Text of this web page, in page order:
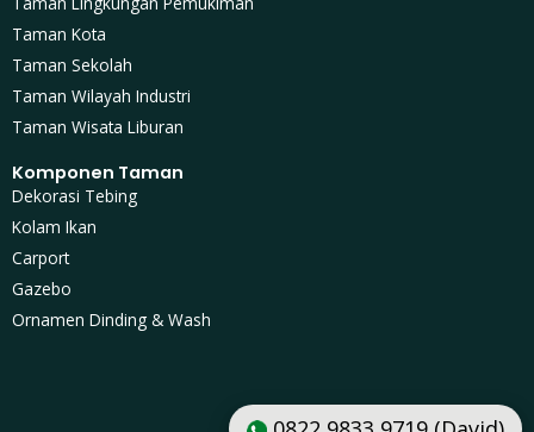
Taman Kota
Taman Sekolah
Taman Wilayah Industri
Taman Wisata Liburan
Komponen Taman
Dekorasi Tebing
Kolam Ikan
Carport
Gazebo
Ornamen Dinding & Wash